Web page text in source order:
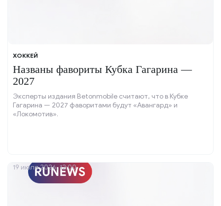
ХОККЕЙ
Названы фавориты Кубка Гагарина —
2027
Эксперты издания Betonmobile считают, что в Кубке
Гагарина — 2027 фаворитами будут «Авангард» и
«Локомотив».
19 июля 2026, 12:00